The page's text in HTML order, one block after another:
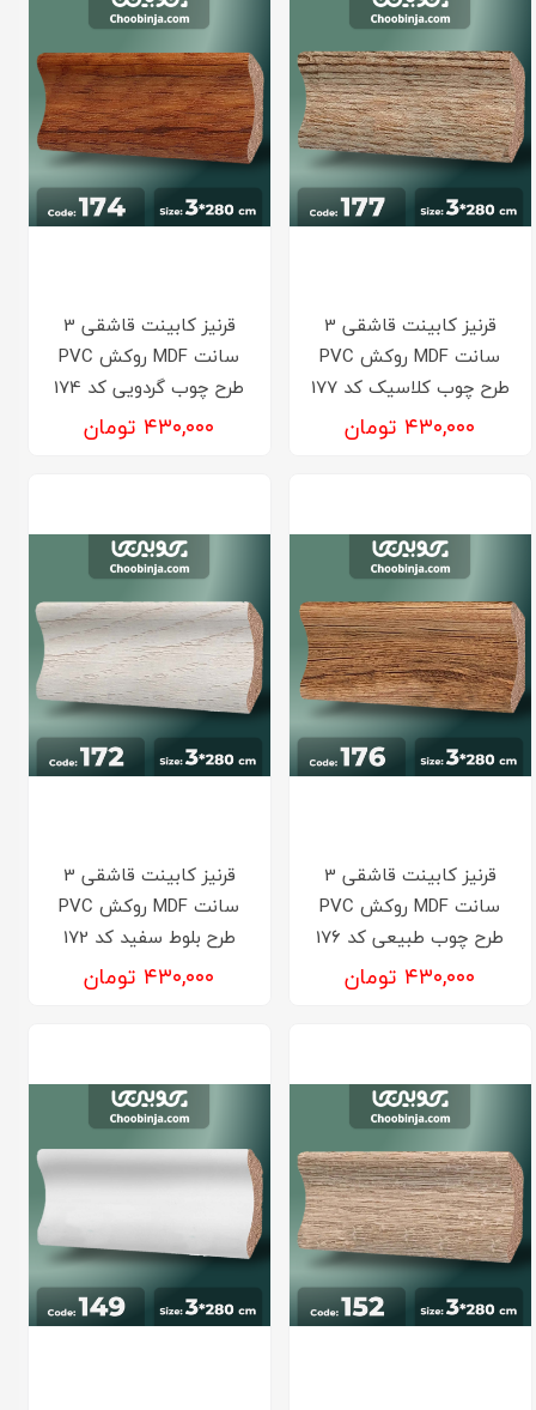
قرنیز کابینت قاشقی 3
سانت MDF روکش PVC
طرح چوب کلاسیک کد 177
۴۳۰,۰۰۰ تومان
قرنیز کابینت قاشقی 3
سانت MDF روکش PVC
طرح چوب گردویی کد 174
۴۳۰,۰۰۰ تومان
قرنیز کابینت قاشقی 3
سانت MDF روکش PVC
طرح چوب طبیعی کد 176
۴۳۰,۰۰۰ تومان
قرنیز کابینت قاشقی 3
سانت MDF روکش PVC
طرح بلوط سفید کد 172
۴۳۰,۰۰۰ تومان